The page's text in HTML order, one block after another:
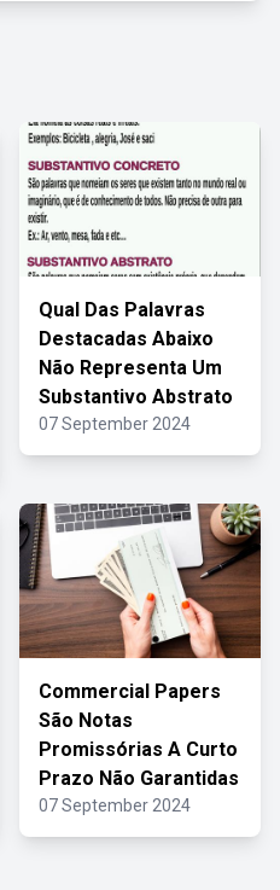
Qual Das Palavras
Destacadas Abaixo
Não Representa Um
Substantivo Abstrato
07 September 2024
Commercial Papers
São Notas
Promissórias A Curto
Prazo Não Garantidas
07 September 2024